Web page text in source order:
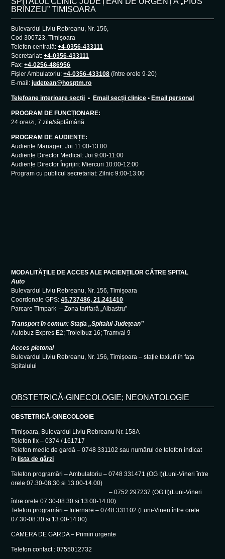
BRÎNZEU” TIMIȘOARA
Bulevardul Liviu Rebreanu, Nr. 156,
Cod 300723, Timișoara
Telefon centrală:+4-0356-433111
Secretariat:+4-0356-433111
Fax:+4-0256-486956
Fișier Ambulatoriu:+4-0356-433108 (între orele 9-20)
E-mail:judetean@hosptm.ro
Telefoane interioare secții •Email secții clinice •Email personal
PROGRAM DE FUNCȚIONARE:
24 ore/zi, 7 zile/săptămână
PROGRAM DE AUDIENȚE:
Audiențe Manager: Joi 11:00-13:00
Audiențe Director Medical: Joi 9:00-11:00
Audiențe Director Îngrijiri: Miercuri 10:00-12:00
Program cu publicul secretariat: Zilnic 9:00-13:00
MODALITĂȚILE DE ACCES ALE PACIENȚILOR CĂTRE SPITAL
Auto
Bulevardul Liviu Rebreanu, Nr. 156, Timișoara
Coordonate GPS:45.737486, 21.241410
Parcare Timpark – Zona tarifară „Albastru”
Transport în comun: Stația „Spitalul Județean”
Autobuz Expres E2; Troleibuz 16; Tramvai 9
Acces pietonal
Bulevardul Liviu Rebreanu, Nr. 156, Timișoara – stație taxiuri în fața
Spitalului
OBSTETRICĂ-GINECOLOGIE; NEONATOLOGIE
OBSTETRICĂ-GINECOLOGIE
Timișoara, Bulevardul Liviu Rebreanu Nr. 158A
Telefon fix – 0374 / 161717
Telefon medic de gardă – 0748 331102 sau numărul de telefon indicat
în lista de gărzi
Telefon programări – Ambulatoriu – 0748 331471 (OG I)(Luni-Vineri între
orele 07.30-08.30 si 13.00-14.00)
– 0752 297237 (OG II)(Luni-Vineri
între orele 07.30-08.30 si 13.00-14.00)
Telefon programări – Internare – 0748 331102 (Luni-Vineri între orele
07.30-08.30 si 13.00-14.00)
CAMERA DE GARDA – Primiri urgente
Telefon contact : 0755012732